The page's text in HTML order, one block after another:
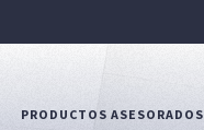
PRODUCTOS ASESORADOS